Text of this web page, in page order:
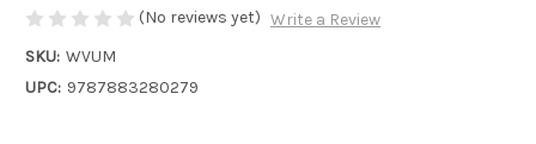
(No reviews yet) Write a Review
SKU: WVUM
UPC: 9787883280279